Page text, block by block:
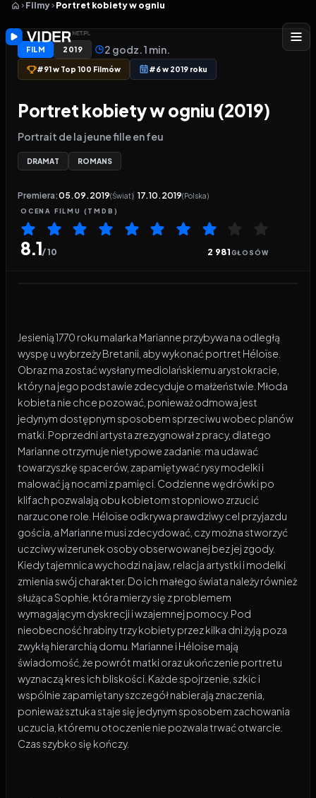
Filmy Portret kobiety w ogniu
FILM 2019 2 godz. 1 min.
#91 w Top 100 Filmów #6 w 2019 roku
Portret kobiety w ogniu (2019)
Portrait de la jeune fille en feu
DRAMAT ROMANS
Premiera:05.09.2019(Świat) 17.10.2019(Polska)
OCENA FILMU (TMDB)
8.1/ 10 2 981GŁOSÓW
Jesienią 1770 roku malarka Marianne przybywa na odległą
wyspę u wybrzeży Bretanii, aby wykonać portret Héloïse.
Obraz ma zostać wysłany mediolańskiemu arystokracie,
który na jego podstawie zdecyduje o małżeństwie. Młoda
kobieta nie chce pozować, ponieważ odmowa jest
jedynym dostępnym sposobem sprzeciwu wobec planów
matki. Poprzedni artysta zrezygnował z pracy, dlatego
Marianne otrzymuje nietypowe zadanie: ma udawać
towarzyszkę spacerów, zapamiętywać rysy modelki i
malować ją nocami z pamięci. Codzienne wędrówki po
klifach pozwalają obu kobietom stopniowo zrzucić
narzucone role. Héloïse odkrywa prawdziwy cel przyjazdu
gościa, a Marianne musi zdecydować, czy można stworzyć
uczciwy wizerunek osoby obserwowanej bez jej zgody.
Kiedy tajemnica wychodzi na jaw, relacja artystki i modelki
zmienia swój charakter. Do ich małego świata należy również
służąca Sophie, która mierzy się z problemem
wymagającym dyskrecji i wzajemnej pomocy. Pod
nieobecność hrabiny trzy kobiety przez kilka dni żyją poza
zwykłą hierarchią domu. Marianne i Héloïse mają
świadomość, że powrót matki oraz ukończenie portretu
wyznaczą kres ich bliskości. Każde spojrzenie, szkic i
wspólnie zapamiętany szczegół nabierają znaczenia,
ponieważ sztuka staje się jedynym sposobem zachowania
uczucia, któremu otoczenie nie pozwala trwać otwarcie.
Czas szybko się kończy.